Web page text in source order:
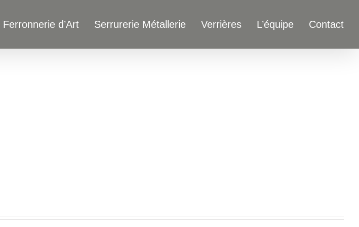
Ferronnerie d’Art Serrurerie Métallerie Verrières L’équipe Contact